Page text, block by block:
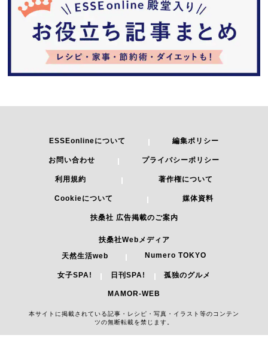
ESSEonlineについて 編集ポリシー
お問い合わせ プライバシーポリシー
利用規約 著作権について
Cookieについて 媒体資料
扶桑社 広告掲載のご案内
扶桑社Webメディア
天然生活web
Numero TOKYO
女子SPA! 日刊SPA! 孤独のグルメ
MAMOR-WEB
本サイトに掲載されている記事・レシピ・写真・イラスト等のコンテン
ツの無断転載を禁じます。